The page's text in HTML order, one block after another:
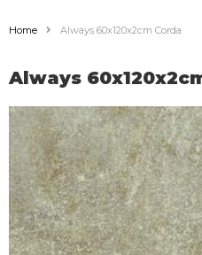
Home Always 60x120x2cm Corda
Always